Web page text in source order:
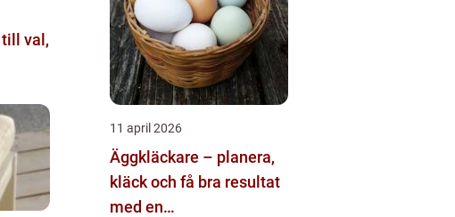
11 april 2026
Äggkläckare – planera,
kläck och få bra resultat
med en